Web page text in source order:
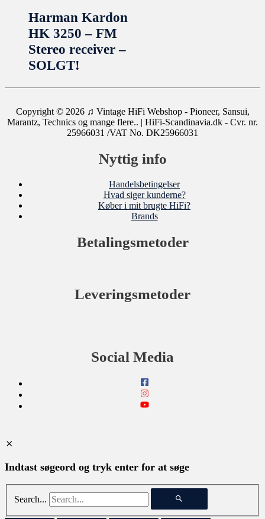
Harman Kardon
HK 3250 – FM
Stereo receiver –
SOLGT!
Copyright © 2026 ♫ Vintage HiFi Webshop - Pioneer, Sansui,
Marantz, Technics og mange flere.. | HiFi-Scandinavia.dk - Cvr. nr.
25966031 /VAT No. DK25966031
Nyttig info
Handelsbetingelser
Hvad siger kunderne?
Køber i mit brugte HiFi?
Brands
Betalingsmetoder
Leveringsmetoder
Social Media
Indtast søgeord og tryk enter for at søge
Search...